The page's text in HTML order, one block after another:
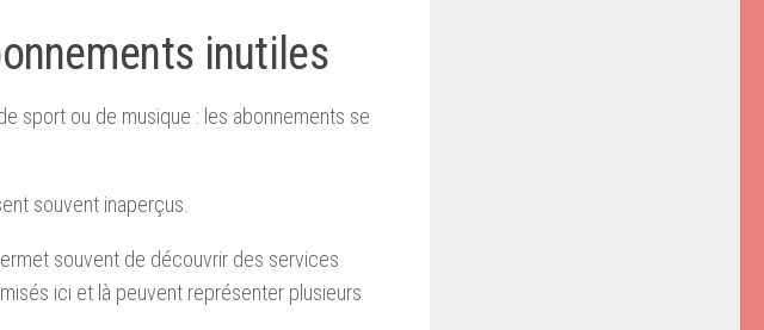
inutiles
sport ou de musique : les abonnements se
souvent inaperçus.
souvent de découvrir des services
ici et là peuvent représenter plusieurs